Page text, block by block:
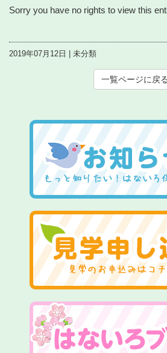
Sorry you have no rights to view this
2019年07月12日 | 未分類
一覧ページに戻る